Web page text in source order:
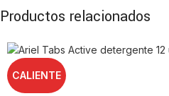
Productos relacionados
CALIENTE